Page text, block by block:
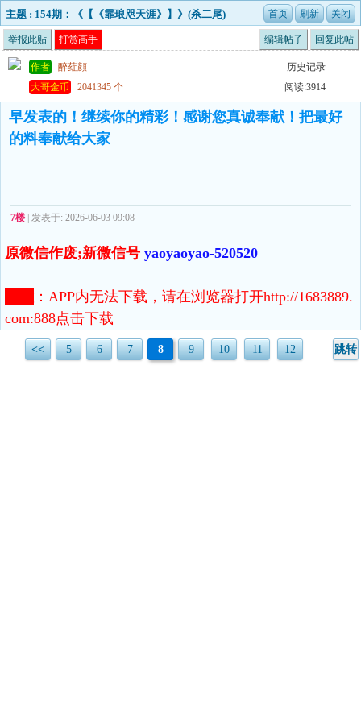
主题 : 154期：《【《霏琅咫天涯》】》(杀二尾)
举报此贴 打赏高手 编辑帖子 回复此帖
作者 醉荭顔
历史记录
大哥金币
2041345 个 阅读:3914
早发表的！继续你的精彩！感谢您真诚奉献！把最好
的料奉献给大家
7楼 | 发表于: 2026-06-03 09:08
原微信作废;新微信号 yaoyaoyao-520520
： APP内无法下载，请在浏览器打开http://1683889.
com:888点击下载
<< 5 6 7 8 9 10 11 12 跳转